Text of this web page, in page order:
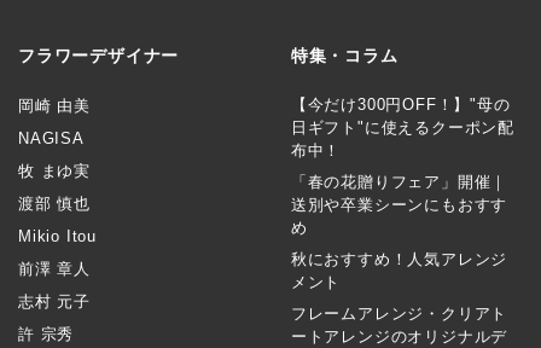
フラワーデザイナー
岡崎 由美
NAGISA
牧 まゆ実
渡部 慎也
Mikio Itou
前澤 章人
志村 元子
許 宗秀
特集・コラム
【今だけ300円OFF！】"母の
日ギフト"に使えるクーポン配
布中！
「春の花贈りフェア」開催｜
送別や卒業シーンにもおすす
め
秋におすすめ！人気アレンジ
メント
フレームアレンジ・クリアト
ートアレンジのオリジナルデ